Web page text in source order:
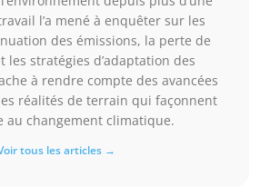
l’a mené à enquêter sur les
des émissions, la perte de
les stratégies d’adaptation des
à rendre compte des avancées
réalités de terrain qui façonnent
au changement climatique.
tous les articles →